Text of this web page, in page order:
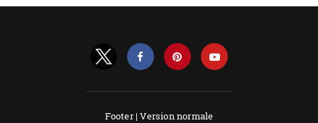
Footer |Version normale